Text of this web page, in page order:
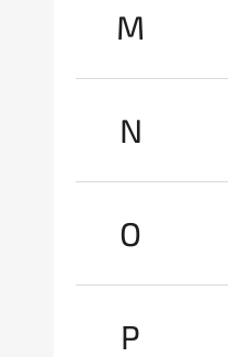
M
N
O
P